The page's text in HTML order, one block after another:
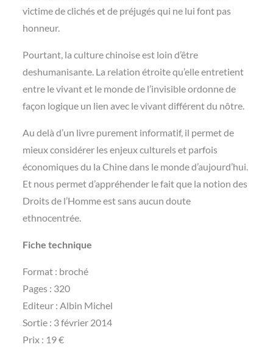
victime de clichés et de préjugés qui ne lui font pas
honneur.
Pourtant, la culture chinoise est loin d’être
deshumanisante. La relation étroite qu’elle entretient
entre le vivant et le monde de l’invisible ordonne de
façon logique un lien avec le vivant différent du nôtre.
Au delà d’un livre purement informatif, il permet de
mieux considérer les enjeux culturels et parfois
économiques du la Chine dans le monde d’aujourd’hui.
Et nous permet d’appréhender le fait que la notion des
Droits de l’Homme est sans aucun doute
ethnocentrée.
Fiche technique
Format : broché
Pages : 320
Editeur : Albin Michel
Sortie : 3 février 2014
Prix : 19 €